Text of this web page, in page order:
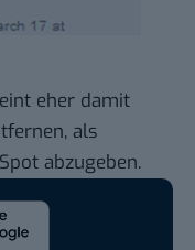
eher damit
als
abzugeben.